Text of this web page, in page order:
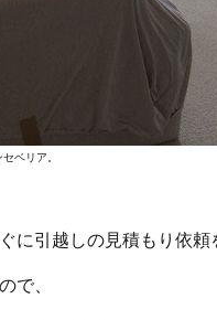
ベリア。
に引越しの見積もり依頼
で、